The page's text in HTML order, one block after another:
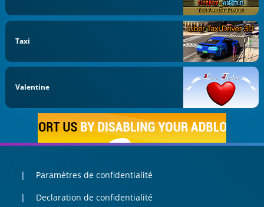
Taxi
Valentine
Paramètres de confidentialité
Declaration de confidentialité